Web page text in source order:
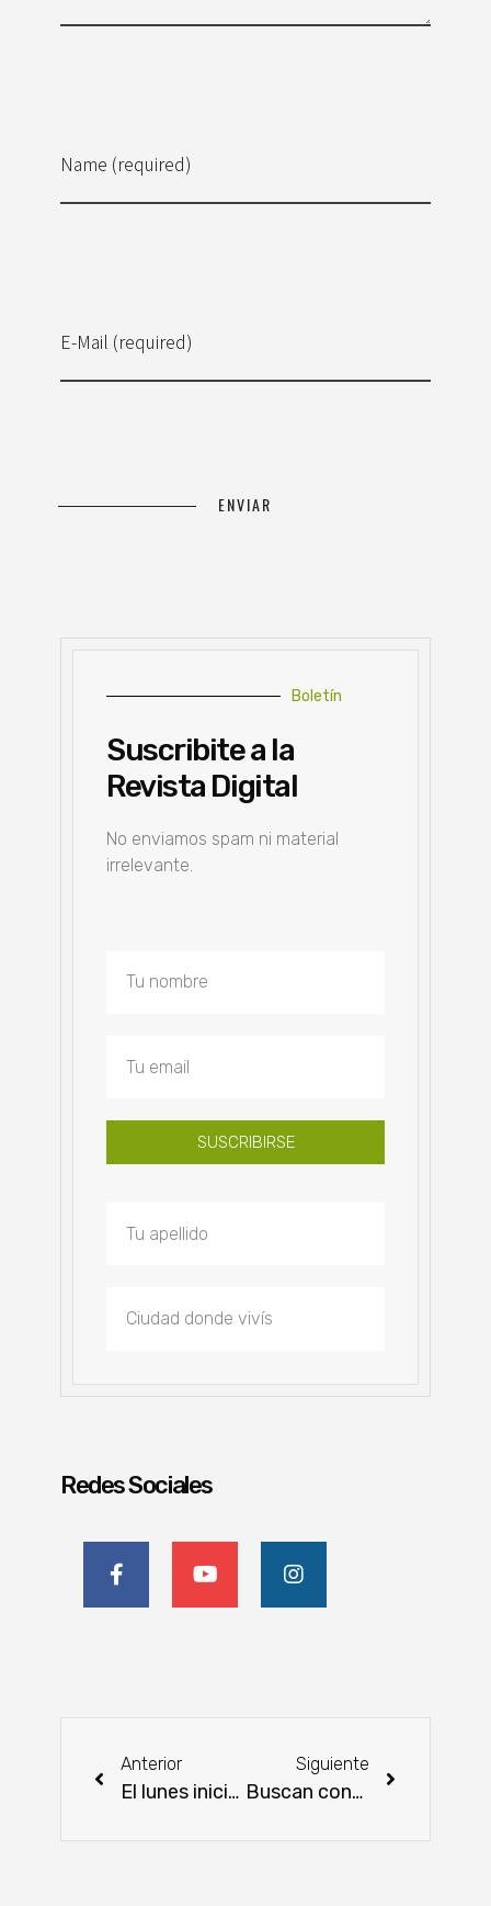
Name (required)
E-Mail (required)
Boletín
Suscribite a la
Revista Digital
No enviamos spam ni material
irrelevante.
SUSCRIBIRSE
Redes Sociales
Anterior
El lunes inicia la vacunación contra la fiebre aftosa y brucelosis bovina
Siguiente
Buscan consolidar inversiones para la producción de hidrógeno y amoniaco verde en el país